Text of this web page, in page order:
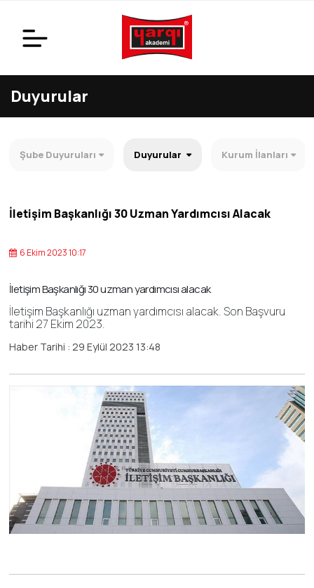
Duyurular
Şube Duyuruları Duyurular Kurum İlanları
İletişim Başkanlığı 30 Uzman Yardımcısı Alacak
6 Ekim 2023 10:17
İletişim Başkanlığı 30 uzman yardımcısı alacak
İletişim Başkanlığı uzman yardımcısı alacak. Son Başvuru
tarihi 27 Ekim 2023.
Haber Tarihi : 29 Eylül 2023 13:48